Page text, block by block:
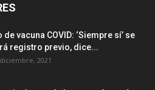
de vacuna COVID: ‘Siempre sí’ se
registro previo, dice...
2021